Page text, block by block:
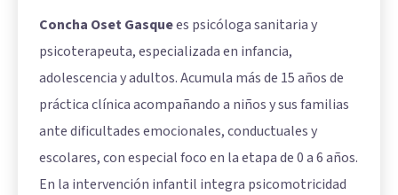
Concha Oset Gasquees psicóloga sanitaria y
psicoterapeuta, especializada en infancia,
adolescencia y adultos. Acumula más de 15 años de
práctica clínica acompañando a niños y sus familias
ante dificultades emocionales, conductuales y
escolares, con especial foco en la etapa de 0 a 6 años.
En la intervención infantil integra psicomotricidad